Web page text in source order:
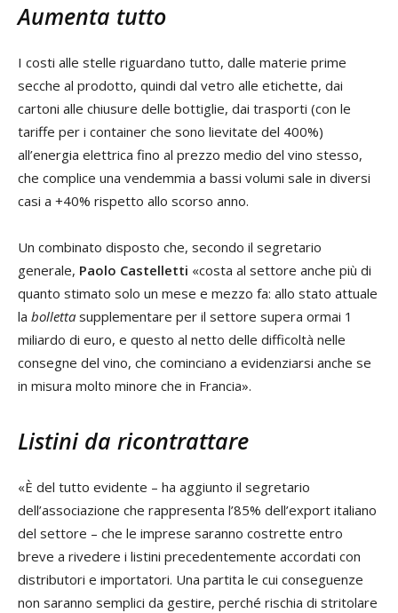
Aumenta tutto
I costi alle stelle riguardano tutto, dalle materie prime
secche al prodotto, quindi dal vetro alle etichette, dai
cartoni alle chiusure delle bottiglie, dai trasporti (con le
tariffe per i container che sono lievitate del 400%)
all’energia elettrica fino al prezzo medio del vino stesso,
che complice una vendemmia a bassi volumi sale in diversi
casi a +40% rispetto allo scorso anno.
Un combinato disposto che, secondo il segretario
generale, Paolo Castelletti «costa al settore anche più di
quanto stimato solo un mese e mezzo fa: allo stato attuale
la bolletta supplementare per il settore supera ormai 1
miliardo di euro, e questo al netto delle difficoltà nelle
consegne del vino, che cominciano a evidenziarsi anche se
in misura molto minore che in Francia».
Listini da ricontrattare
«È del tutto evidente – ha aggiunto il segretario
dell’associazione che rappresenta l’85% dell’export italiano
del settore – che le imprese saranno costrette entro
breve a rivedere i listini precedentemente accordati con
distributori e importatori. Una partita le cui conseguenze
non saranno semplici da gestire, perché rischia di stritolare